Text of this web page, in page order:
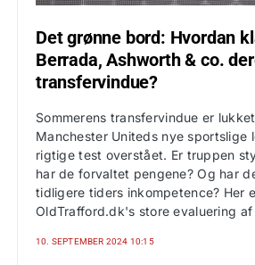
Det grønne bord: Hvordan
Berrada, Ashworth & co.
transfervindue?
Sommerens transfervindue er
Manchester Uniteds nye sportslige
rigtige test overstået. Er truppen
har de forvaltet pengene? Og har
tidligere tiders inkompetence? Her
OldTrafford.dk's store evaluering
10. SEPTEMBER 2024 10:15